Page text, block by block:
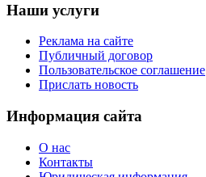
Наши услуги
Реклама на сайте
Публичный договор
Пользовательское соглашение
Прислать новость
Информация сайта
О нас
Контакты